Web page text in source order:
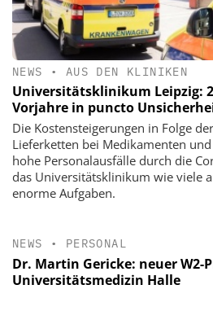
NEWS • AUS DEN KLINIKEN
Universitätsklinikum Leipzig:
Vorjahre in puncto
Die Kostensteigerungen in Folge
Lieferketten bei Medikamenten
hohe Personalausfälle durch die
das Universitätsklinikum wie viele
enorme Aufgaben.
NEWS • PERSONAL
Dr. Martin Gericke: neuer W2-
Universitätsmedizin Halle